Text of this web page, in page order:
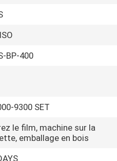
BP-400
9300 SET
le film, machine sur la
emballage en bois